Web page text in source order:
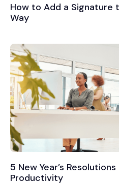
How to Add a Signature
Way
5 New Year’s
Productivity